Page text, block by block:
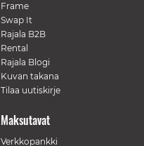
Frame
Swap It
Rajala B2B
Rental
Rajala Blogi
Kuvan takana
Tilaa uutiskirje
Maksutavat
Verkkopankki